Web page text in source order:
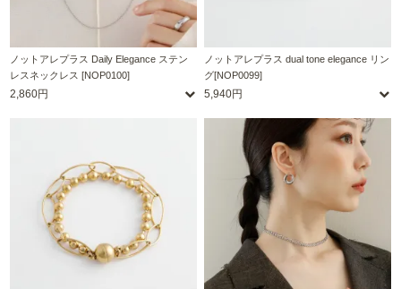
ノットアレプラス Daily Elegance ステン
レスネックレス [NOP0100]
2,860円
ノットアレプラス dual tone elegance リン
グ[NOP0099]
5,940円